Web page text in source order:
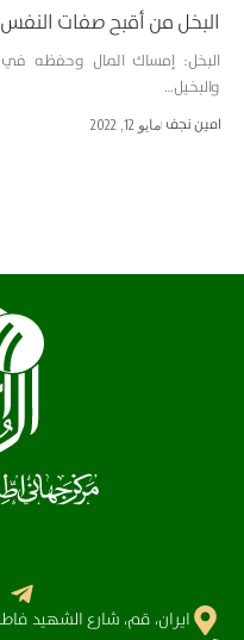
البخل من أقبح صفات النفس
البخل: إمساك المال وحفظه في
والبخيل…
امین نجف مايو 12, 2022
ايران، قم، شارع الشهيد